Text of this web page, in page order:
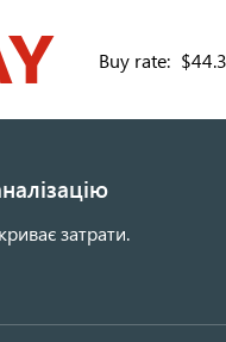
Buy rate:
затрати.